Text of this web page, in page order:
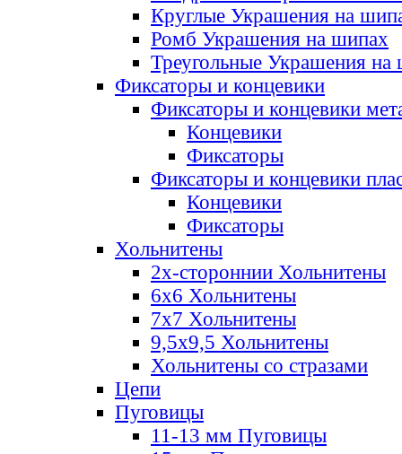
Круглые Украшения на
Ромб Украшения на шипах
Треугольные Украшения на
Фиксаторы и концевики
Фиксаторы и концевики
Концевики
Фиксаторы
Фиксаторы и концевики
Концевики
Фиксаторы
Хольнитены
2х-стороннии Хольнитены
6х6 Хольнитены
7х7 Хольнитены
9,5х9,5 Хольнитены
Хольнитены со стразами
Цепи
Пуговицы
11-13 мм Пуговицы